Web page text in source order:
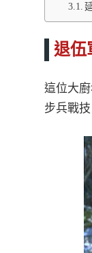
退伍
這位大
步兵戰